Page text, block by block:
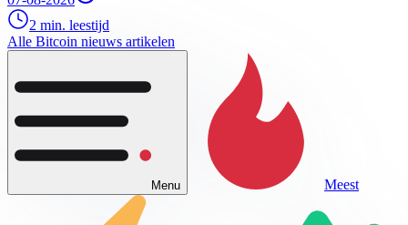
2 min. leestijd
Alle Bitcoin nieuws artikelen
Menu Meest